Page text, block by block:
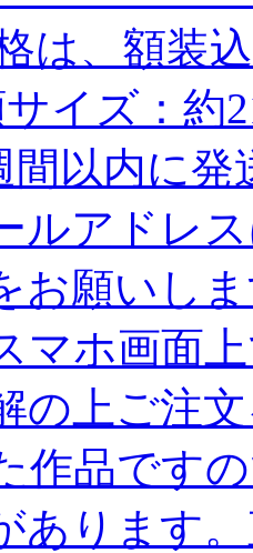
は、額装
イズ：約
以内に
ルアドレ
お願いし
マホ画面
の上ご注
作品です
あります